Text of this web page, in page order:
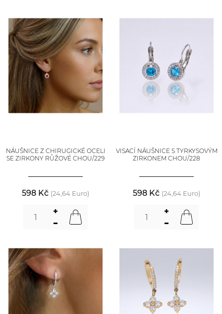
NÁUŠNICE Z CHIRUGICKÉ OCELI
SE ZIRKONY RŮŽOVÉ CHOU/229
598 Kč (24,64 Euro)
VISACÍ NÁUŠNICE S TYRKYSOVÝM
ZIRKONEM CHOU/228
598 Kč (24,64 Euro)